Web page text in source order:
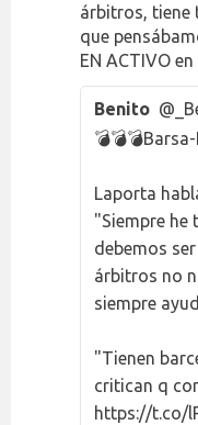
árbitros, tiene
que
EN ACTIVO
Benito
Laporta
"Siempre he
debemos
árbitros no
siempre
"Tienen
critican q
https://t.co/